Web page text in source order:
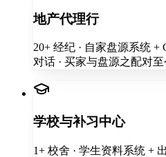
地产代理行
20+ 经纪 · 自家盘源系统 +
对话 · 买家与盘源之配对
学校与补习中心
1+ 校舍 · 学生资料系统 +